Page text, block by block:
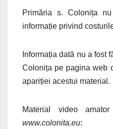
Primăria s. Colonița
informație privind
Informația dată nu a fost
Colonița pe pagina web
apariției acestui material.
Material video
www.colonita.eu: